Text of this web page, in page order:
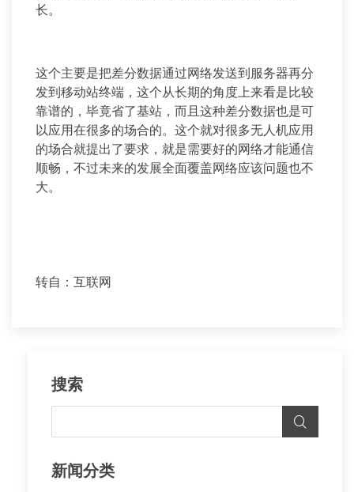
长。
这个主要是把差分数据通过网络发送到服务器再分
发到移动站终端，这个从长期的角度上来看是比较
靠谱的，毕竟省了基站，而且这种差分数据也是可
以应用在很多的场合的。这个就对很多无人机应用
的场合就提出了要求，就是需要好的网络才能通信
顺畅，不过未来的发展全面覆盖网络应该问题也不
大。
转自：互联网
搜索
新闻分类